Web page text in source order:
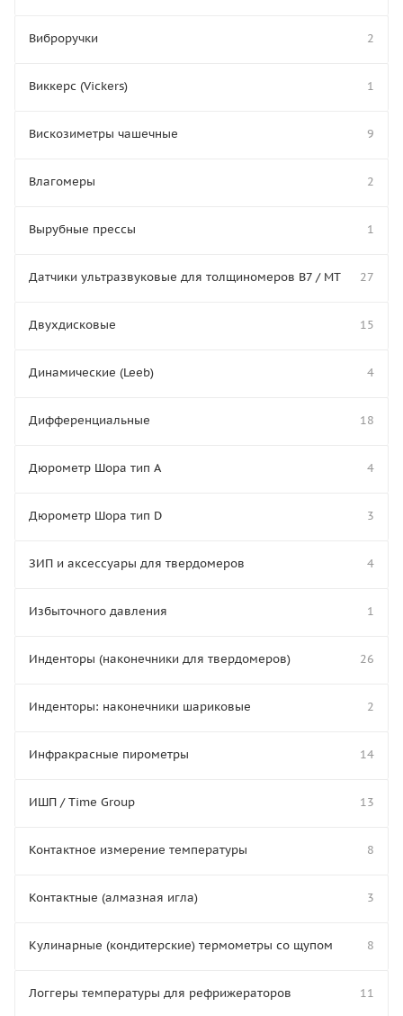
Виброручки 2
Виккерс (Vickers) 1
Вискозиметры чашечные 9
Влагомеры 2
Вырубные прессы 1
Датчики ультразвуковые для толщиномеров В7 / МТ 27
Двухдисковые 15
Динамические (Leeb) 4
Дифференциальные 18
Дюрометр Шора тип A 4
Дюрометр Шора тип D 3
ЗИП и аксессуары для твердомеров 4
Избыточного давления 1
Инденторы (наконечники для твердомеров) 26
Инденторы: наконечники шариковые 2
Инфракрасные пирометры 14
ИШП / Time Group 13
Контактное измерение температуры 8
Контактные (алмазная игла) 3
Кулинарные (кондитерские) термометры со щупом 8
Логгеры температуры для рефрижераторов 11